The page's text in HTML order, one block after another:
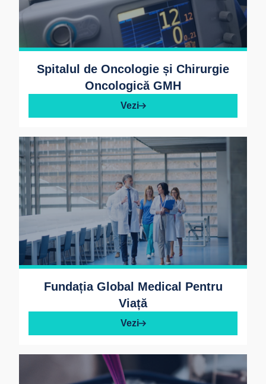
Spitalul de Oncologie și Chirurgie
Oncologică GMH
Vezi
Fundația Global Medical Pentru
Viață
Vezi